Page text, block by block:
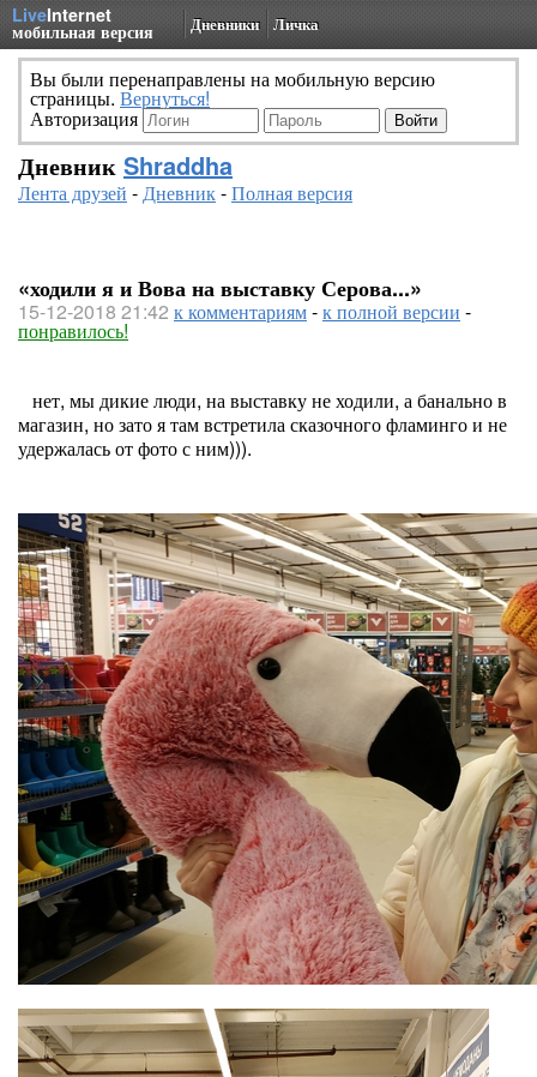
LiveInternet
мобильная версия Дневники Личка
Вы были перенаправлены на мобильную версию
страницы. Вернуться!
Авторизация
Дневник Shraddha
Лента друзей -Дневник-Полная версия
«ходили я и Вова на выставку Серова...»
15-12-2018 21:42 к комментариям-к полной версии -
понравилось!
нет, мы дикие люди, на выставку не ходили, а банально в
магазин, но зато я там встретила сказочного фламинго и не
удержалась от фото с ним))).